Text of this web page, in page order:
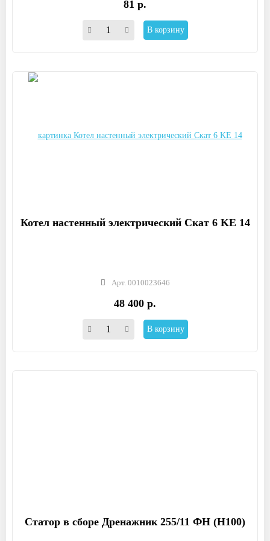
81 р.
В корзину
Котел настенный электрический Скат 6 KE 14
Арт. 0010023646
48 400 р.
В корзину
Статор в сборе Дренажник 255/11 ФН (Н100)